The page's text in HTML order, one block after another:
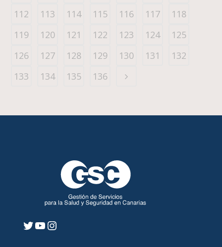
112
113 114 115 116 117
118
119
120 121 122 123 124
125
126
127 128 129 130 131
132
133
134 135 136
Twitter
YouTube
Instagram